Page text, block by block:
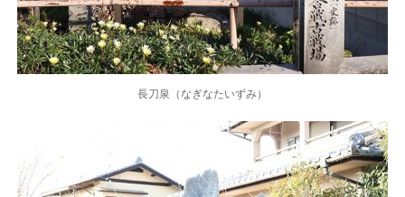
長刀泉（なぎなたいずみ）